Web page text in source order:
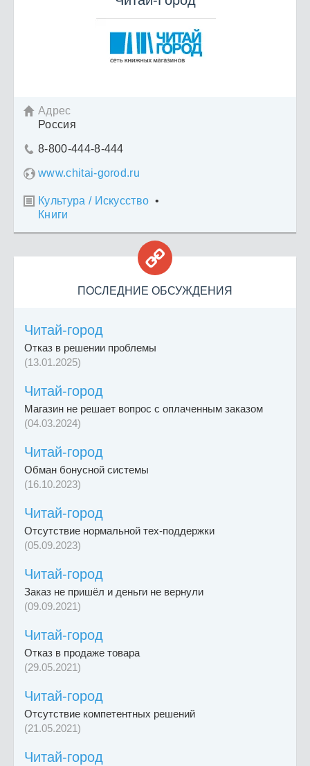
 Адрес
Россия
 8-800-444-8-444
www.chitai-gorod.ru
 Культура / Искусство •
Книги

ПОСЛЕДНИЕ ОБСУЖДЕНИЯ
Читай-город
Отказ в решении проблемы
(13.01.2025)
Читай-город
Магазин не решает вопрос с оплаченным заказом
(04.03.2024)
Читай-город
Обман бонусной системы
(16.10.2023)
Читай-город
Отсутствие нормальной тех-поддержки
(05.09.2023)
Читай-город
Заказ не пришёл и деньги не вернули
(09.09.2021)
Читай-город
Отказ в продаже товара
(29.05.2021)
Читай-город
Отсутствие компетентных решений
(21.05.2021)
Читай-город